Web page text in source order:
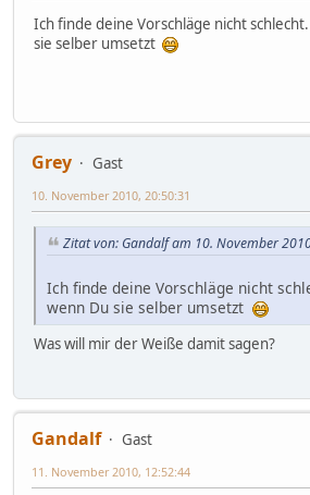
Ich finde deine Vorschläge nicht
sie selber umsetzt
Grey
Gast
10. November 2010, 20:50:31
Zitat von: Gandalf am 10. November
Ich finde deine Vorschläge nicht
wenn Du sie selber umsetzt
Was will mir der Weiße damit sagen?
Gandalf
Gast
11. November 2010, 12:52:44